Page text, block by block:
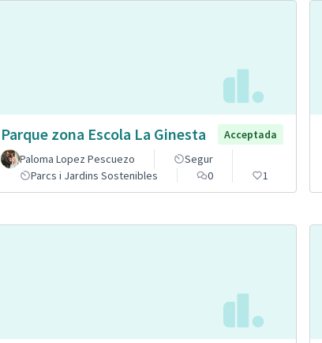
Parque zona Escola La Ginesta
Acceptada
Paloma Lopez Pescuezo
Segur
Parcs i Jardins Sostenibles
0 1